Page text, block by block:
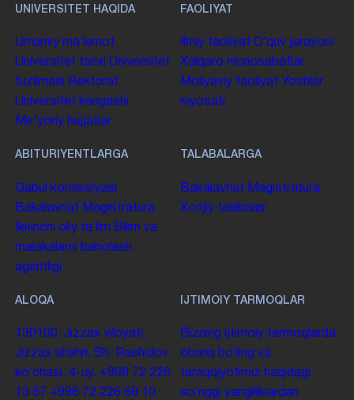
UNIVERSITET HAQIDA
Umumiy maʼlumot
Universitet tarixi Universitet
tuzilmasi Rektorat
Universitet kengashi
Me'yoriy hujjatlar
FAOLIYAT
Ilmiy faoliyat Oʻquv jarayoni
Xalqaro munosabatlar
Moliyaviy faoliyat Yoshlar
siyosati
ABITURIYENTLARGA
Qabul komissiyasi
Bakalavriat Magistratura
Ikkinchi oliy taʼlim Bilim va
malakalarni baholash
agentligi
TALABALARGA
Bakalavriat Magistratura
Xorijiy talabalar
ALOQA
130100. Jizzax viloyati,
Jizzax shahri, Sh. Rashidov
koʻchasi, 4-uy. +998 72 226
13 57 +998 72 226 68 10
IJTIMOIY TARMOQLAR
Bizning ijtimoiy tarmoqlarda
obuna boʻling va
taraqqiyotimiz haqidagi
soʻnggi yangiliklardan